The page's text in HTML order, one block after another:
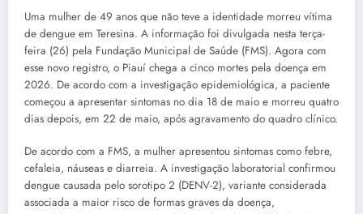
Uma mulher de 49 anos que não teve a identidade morreu vítima
de dengue em Teresina. A informação foi divulgada nesta terça-
feira (26) pela Fundação Municipal de Saúde (FMS). Agora com
esse novo registro, o Piauí chega a cinco mortes pela doença em
2026. De acordo com a investigação epidemiológica, a paciente
começou a apresentar sintomas no dia 18 de maio e morreu quatro
dias depois, em 22 de maio, após agravamento do quadro clínico.
De acordo com a FMS, a mulher apresentou sintomas como febre,
cefaleia, náuseas e diarreia. A investigação laboratorial confirmou
dengue causada pelo sorotipo 2 (DENV-2), variante considerada
associada a maior risco de formas graves da doença,